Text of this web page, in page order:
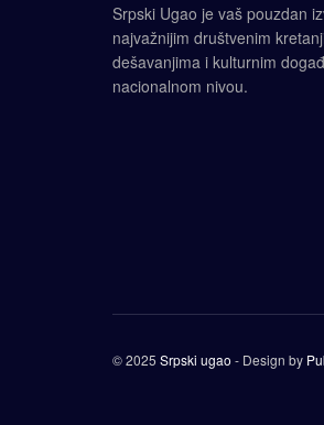
Srpski Ugao je vaš pouzdan
najvažnijim društvenim
dešavanjima i kulturnim
nacionalnom nivou.
© 2025 Srpski ugao - Design by